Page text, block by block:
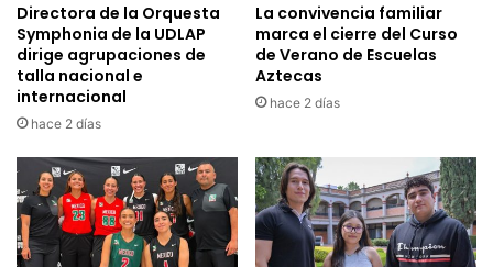
Directora de la Orquesta
Symphonia de la UDLAP
dirige agrupaciones de
talla nacional e
internacional
hace 2 días
La convivencia familiar
marca el cierre del Curso
de Verano de Escuelas
Aztecas
hace 2 días